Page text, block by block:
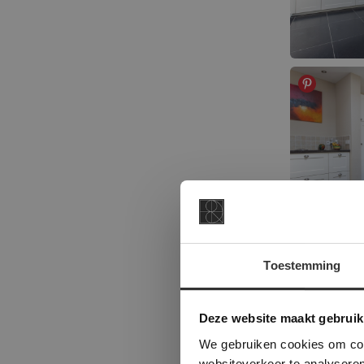
Toestemming
Deze website maakt
We gebruiken cookies om
Deze
onze